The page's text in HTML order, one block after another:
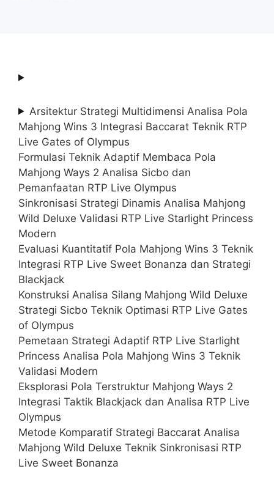
Arsitektur Strategi Multidimensi Analisa Pola
Mahjong Wins 3 Integrasi Baccarat Teknik RTP
Live Gates of Olympus
Formulasi Teknik Adaptif Membaca Pola
Mahjong Ways 2 Analisa Sicbo dan
Pemanfaatan RTP Live Olympus
Sinkronisasi Strategi Dinamis Analisa Mahjong
Wild Deluxe Validasi RTP Live Starlight Princess
Modern
Evaluasi Kuantitatif Pola Mahjong Wins 3 Teknik
Integrasi RTP Live Sweet Bonanza dan Strategi
Blackjack
Konstruksi Analisa Silang Mahjong Wild Deluxe
Strategi Sicbo Teknik Optimasi RTP Live Gates
of Olympus
Pemetaan Strategi Adaptif RTP Live Starlight
Princess Analisa Pola Mahjong Wins 3 Teknik
Validasi Modern
Eksplorasi Pola Terstruktur Mahjong Ways 2
Integrasi Taktik Blackjack dan Analisa RTP Live
Olympus
Metode Komparatif Strategi Baccarat Analisa
Mahjong Wild Deluxe Teknik Sinkronisasi RTP
Live Sweet Bonanza